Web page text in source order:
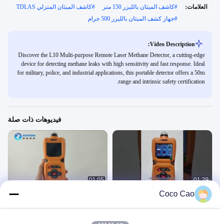
العلامات: #كاشف الميثان بالليزر 150 متر #كاشف الميثان المنزلي TDLAS
#جهاز كشف الميثان بالليزر 500 جرام
Video Description:
Discover the L10 Multi-purpose Remote Laser Methane Detector, a cutting-edge
device for detecting methane leaks with high sensitivity and fast response. Ideal
for military, police, and industrial applications, this portable detector offers a 50m
range and intrinsic safety certification.
فيديوهات ذات صلة
01:29
01:05
كاشف الغازات المتعددة المحمولة
Coco Cao